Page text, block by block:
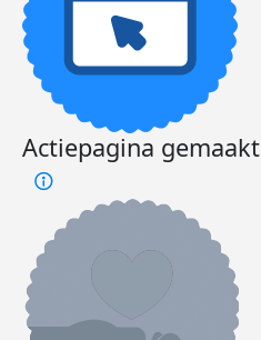
Actiepagina gemaakt